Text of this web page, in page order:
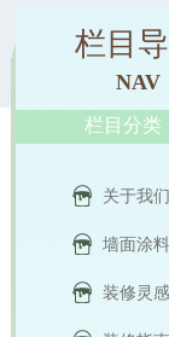
栏目
NAV
栏目分类
关于我们
墙面涂料
装修灵感